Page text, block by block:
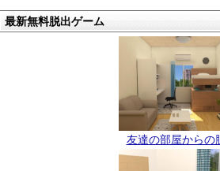
最新無料脱出ゲーム
友達の部屋からの